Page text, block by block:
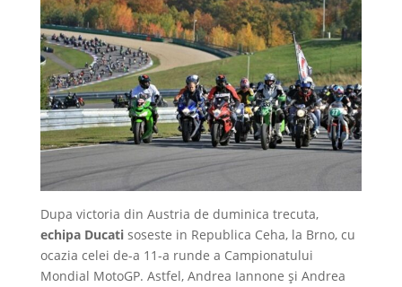
Dupa victoria din Austria de duminica trecuta,
echipa Ducatisoseste in Republica Ceha, la Brno, cu
ocazia celei de-a 11-a runde a Campionatului
Mondial MotoGP. Astfel, Andrea Iannone și Andrea